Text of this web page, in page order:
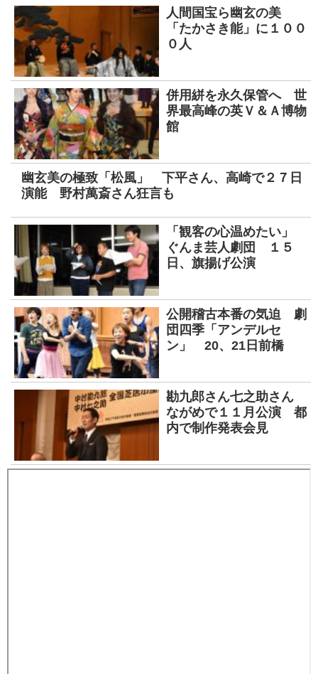
人間国宝ら幽玄の美
「たかさき能」に１００
０人
併用絣を永久保管へ 世
界最高峰の英Ｖ＆Ａ博物
館
幽玄美の極致「松風」 下平さん、高崎で２７日
演能 野村萬斎さん狂言も
「観客の心温めたい」
ぐんま芸人劇団 １５
日、旗揚げ公演
公開稽古本番の気迫 劇
団四季「アンデルセ
ン」 20、21日前橋
勘九郎さん七之助さん
ながめで１１月公演 都
内で制作発表会見